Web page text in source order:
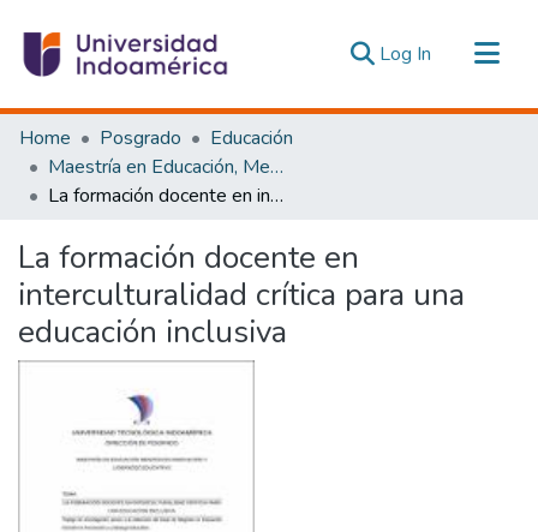
Log In (current)
Communities & Collections
All of DSpace
Statistics
Estadísticas Externas
Home Posgrado
Educación
Maestría en Educación, Mención Innovación y Liderazgo Educativo
La formación docente en interculturalidad crítica para una educación inclusiva
La formación docente en
interculturalidad crítica para una
educación inclusiva